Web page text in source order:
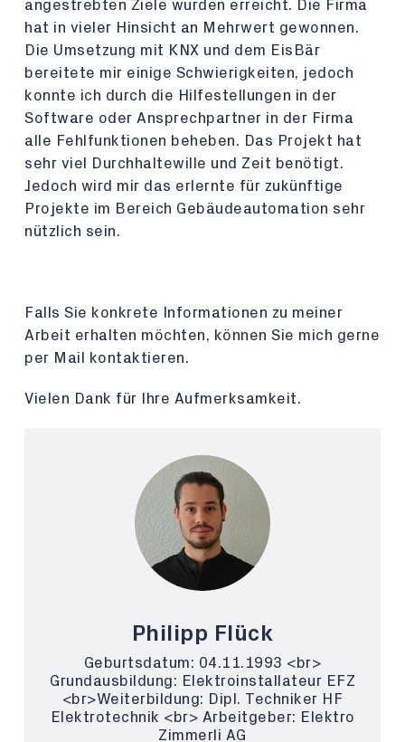
angestrebten Ziele wurden erreicht. Die Firma
hat in vieler Hinsicht an Mehrwert gewonnen.
Die Umsetzung mit KNX und dem EisBär
bereitete mir einige Schwierigkeiten, jedoch
konnte ich durch die Hilfestellungen in der
Software oder Ansprechpartner in der Firma
alle Fehlfunktionen beheben. Das Projekt hat
sehr viel Durchhaltewille und Zeit benötigt.
Jedoch wird mir das erlernte für zukünftige
Projekte im Bereich Gebäudeautomation sehr
nützlich sein.
Falls Sie konkrete Informationen zu meiner
Arbeit erhalten möchten, können Sie mich gerne
per Mail kontaktieren.
Vielen Dank für Ihre Aufmerksamkeit.
Philipp Flück
Geburtsdatum: 04.11.1993 <br>
Grundausbildung: Elektroinstallateur EFZ
<br>Weiterbildung: Dipl. Techniker HF
Elektrotechnik <br> Arbeitgeber: Elektro
Zimmerli AG